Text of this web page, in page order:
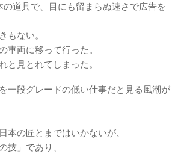
の道具で、目にも留まらぬ速さで広告を
もない。
車両に移って行った。
と見とれてしまった。
一段グレードの低い仕事だと見る風潮が
本の匠とまではいかないが、
技」であり、